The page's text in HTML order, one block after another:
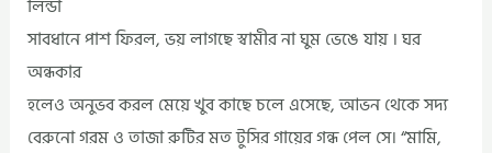
লিন্ডা
সাবধানে পাশ ফিরল, ভয় লাগছে স্বামীর না ঘুম ভেঙে যায় । ঘর
অন্ধকার
হলেও অনুভব করল মেয়ে খুব কাছে চলে এসেছে, আভন থেকে সদ্য
বেরুনো গরম ও তাজা রুটির মত টুসির গায়ের গন্ধ পেল সে। “মামি,